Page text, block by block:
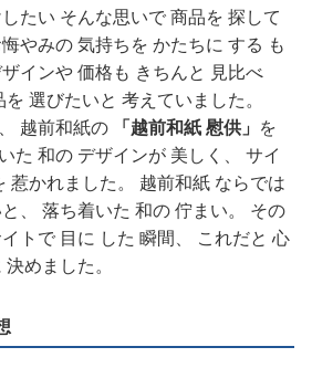
たい そんな思いで 商品を 探して
やみの 気持ちを かたちに する も
インや 価格も きちんと 見比べ
選びたいと 考えていました。
越前和紙の
「越前和紙 慰供」
を
た 和の デザインが 美しく、 サイ
惹かれました。 越前和紙 ならでは
、 落ち着いた 和の 佇まい。 その
イトで 目に した 瞬間、 これだと 心
めました。